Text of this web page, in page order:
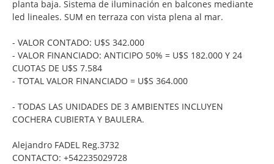
planta baja. Sistema de iluminación en balcones mediante
led lineales. SUM en terraza con vista plena al mar.
- VALOR CONTADO: U$S 342.000
- VALOR FINANCIADO: ANTICIPO 50% = U$S 182.000 Y 24
CUOTAS DE U$S 7.584
- TOTAL VALOR FINANCIADO = U$S 364.000
- TODAS LAS UNIDADES DE 3 AMBIENTES INCLUYEN
COCHERA CUBIERTA Y BAULERA.
Alejandro FADEL Reg.3732
CONTACTO: +542235029728